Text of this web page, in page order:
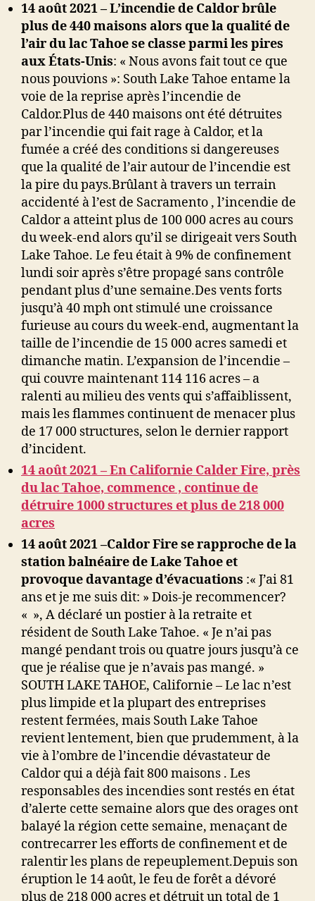
14 août 2021 –L’incendie de Caldor brûle
plus de 440 maisons alors que la qualité de
l’air du lac Tahoe se classe parmi les pires
aux États-Unis: « Nous avons fait tout ce que
nous pouvions »: South Lake Tahoe entame la
voie de la reprise après l’incendie de
Caldor.Plus de 440 maisons ont été détruites
par l’incendie qui fait rage à Caldor, et la
fumée a créé des conditions si dangereuses
que la qualité de l’air autour de l’incendie est
la pire du pays.Brûlant à travers un terrain
accidenté à l’est de Sacramento , l’incendie de
Caldor a atteint plus de 100 000 acres au cours
du week-end alors qu’il se dirigeait vers South
Lake Tahoe. Le feu était à 9% de confinement
lundi soir après s’être propagé sans contrôle
pendant plus d’une semaine.Des vents forts
jusqu’à 40 mph ont stimulé une croissance
furieuse au cours du week-end, augmentant la
taille de l’incendie de 15 000 acres samedi et
dimanche matin. L’expansion de l’incendie –
qui couvre maintenant 114 116 acres – a
ralenti au milieu des vents qui s’affaiblissent,
mais les flammes continuent de menacer plus
de 17 000 structures, selon le dernier rapport
d’incident.
14 août 2021 – En Californie Calder Fire, près
du lac Tahoe, commence , continue de
détruire 1000 structures et plus de 218 000
acres
14 août 2021 –Caldor Fire se rapproche de la
station balnéaire de Lake Tahoe et
provoque davantage d’évacuations :« J’ai 81
ans et je me suis dit: » Dois-je recommencer?
« », A déclaré un postier à la retraite et
résident de South Lake Tahoe. « Je n’ai pas
mangé pendant trois ou quatre jours jusqu’à ce
que je réalise que je n’avais pas mangé. »
SOUTH LAKE TAHOE, Californie – Le lac n’est
plus limpide et la plupart des entreprises
restent fermées, mais South Lake Tahoe
revient lentement, bien que prudemment, à la
vie à l’ombre de l’incendie dévastateur de
Caldor qui a déjà fait 800 maisons . Les
responsables des incendies sont restés en état
d’alerte cette semaine alors que des orages ont
balayé la région cette semaine, menaçant de
contrecarrer les efforts de confinement et de
ralentir les plans de repeuplement.Depuis son
éruption le 14 août, le feu de forêt a dévoré
plus de 218 000 acres et détruit un total de 1